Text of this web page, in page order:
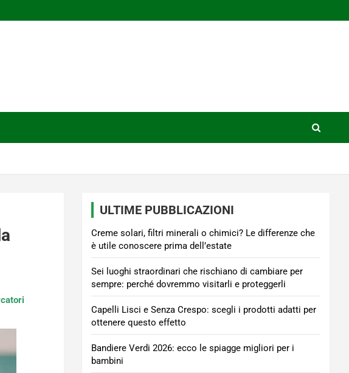
ULTIME PUBBLICAZIONI
Creme solari, filtri minerali o chimici? Le differenze che
è utile conoscere prima dell’estate
Sei luoghi straordinari che rischiano di cambiare per
sempre: perché dovremmo visitarli e proteggerli
Capelli Lisci e Senza Crespo: scegli i prodotti adatti per
ottenere questo effetto
Bandiere Verdi 2026: ecco le spiagge migliori per i
bambini